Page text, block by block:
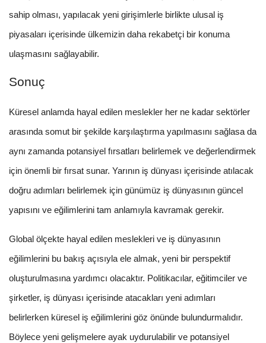
sahip olması, yapılacak yeni girişimlerle birlikte ulusal iş
piyasaları içerisinde ülkemizin daha rekabetçi bir konuma
ulaşmasını sağlayabilir.
Sonuç
Küresel anlamda hayal edilen meslekler her ne kadar sektörler
arasında somut bir şekilde karşılaştırma yapılmasını sağlasa da
aynı zamanda potansiyel fırsatları belirlemek ve değerlendirmek
için önemli bir fırsat sunar. Yarının iş dünyası içerisinde atılacak
doğru adımları belirlemek için günümüz iş dünyasının güncel
yapısını ve eğilimlerini tam anlamıyla kavramak gerekir.
Global ölçekte hayal edilen meslekleri ve iş dünyasının
eğilimlerini bu bakış açısıyla ele almak, yeni bir perspektif
oluşturulmasına yardımcı olacaktır. Politikacılar, eğitimciler ve
şirketler, iş dünyası içerisinde atacakları yeni adımları
belirlerken küresel iş eğilimlerini göz önünde bulundurmalıdır.
Böylece yeni gelişmelere ayak uydurulabilir ve potansiyel